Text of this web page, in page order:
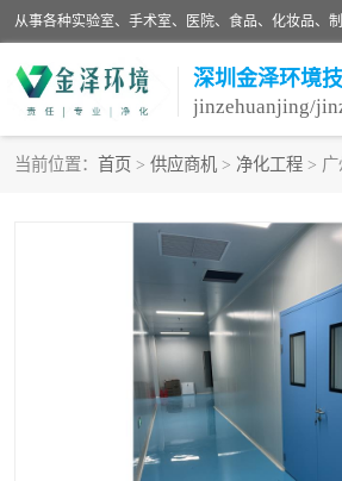
深圳金泽环境
jinzehuanjing/
当前位置： 首页 > 供应商机 > 净化工程 >
实验
医药车间净化 生命